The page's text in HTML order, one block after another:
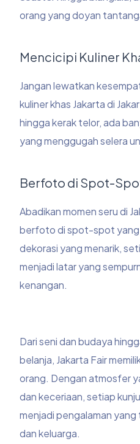
orang yang doyan
Mencicipi Kuliner
Jangan lewatkan
kuliner khas Jakarta di
hingga kerak telor, ada
yang menggugah selera
Berfoto di Spot-
Abadikan momen seru di
berfoto di spot-spot yang
dekorasi yang menarik,
menjadi latar yang
kenangan.
Dari seni dan budaya
belanja, Jakarta Fair
orang. Dengan atmosfer
dan keceriaan, setiap
menjadi pengalaman
dan keluarga.